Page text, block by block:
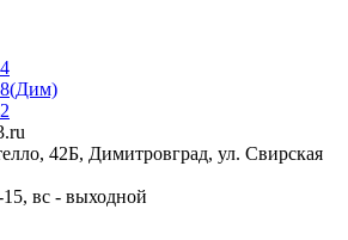
42Б, Димитровград, ул. Свирская
вс - выходной